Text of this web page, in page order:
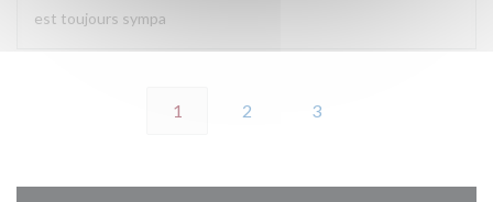
est toujours sympa
1 2 3